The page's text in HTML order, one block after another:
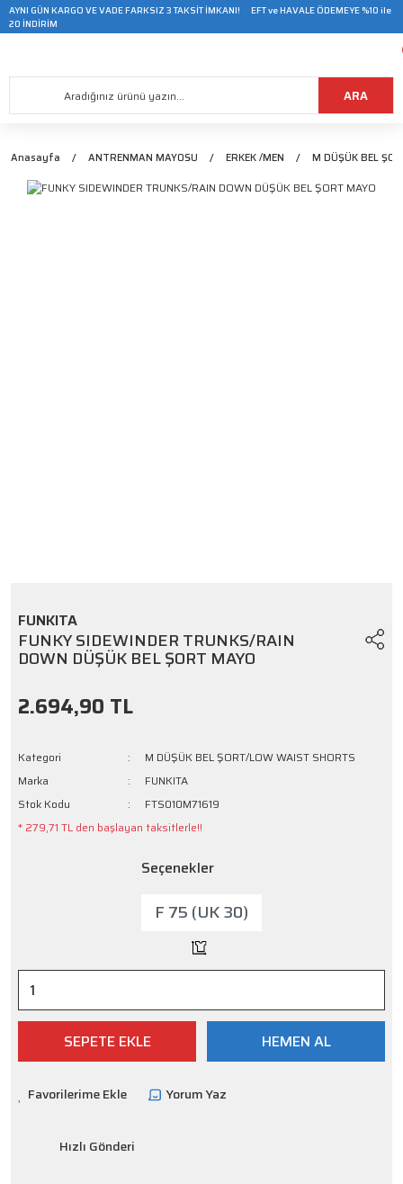
AYNI GÜN KARGO VE VADE FARKSIZ 3 TAKSİT İMKANI! EFT ve HAVALE ÖDEMEYE %10 ile
20 İNDİRİM
ARA
Anasayfa ANTRENMAN MAYOSU ERKEK /MEN M DÜŞÜK BEL
FUNKITA
FUNKY SIDEWINDER TRUNKS/RAIN
DOWN DÜŞÜK BEL ŞORT MAYO
2.694,90 TL
Kategori
M DÜŞÜK BEL ŞORT/LOW WAIST SHORTS
Marka
FUNKITA
Stok Kodu
FTS010M71619
* 279,71 TL den başlayan taksitlerle!!
Seçenekler
F 75 (UK 30)
SEPETE EKLE HEMEN AL
Yorum Yaz
Hızlı Gönderi